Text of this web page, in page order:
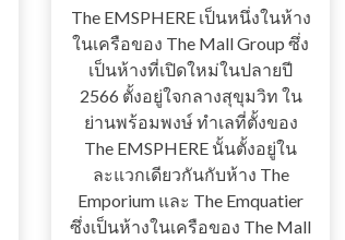
The EMSPHERE เป็นหนึ่งในห้าง
ในเครือของ The Mall Group ซึ่ง
เป็นห้างที่เปิดใหม่ในปลายปี
2566 ตั้งอยู่ใจกลางสุขุมวิท ใน
ย่านพร้อมพงษ์ ทำเลที่ตั้งของ
The EMSPHERE นั้นตั้งอยู่ใน
ละแวกเดียวกันกับห้าง The
Emporium และ The Emquatier
ซึ่งเป็นห้างในเครือของ The Mall